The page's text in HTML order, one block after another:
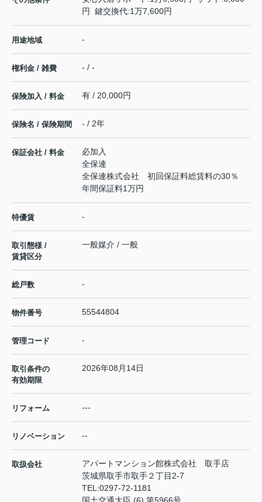
円 鍵交換代:1万7,600円
用途地域 -
権利金 / 雑費 - / -
保険加入 / 料金 有 / 20,000円
保険名 / 保険期間 - / 2年
保証会社 / 料金
必加入
全保連
全保連株式会社 初回保証料総賃料の30％
年間保証料1万円
特優賃 -
取引態様 /
賃貸区分
一般媒介 / 一般
総戸数 -
物件番号 55544804
管理コード -
取引条件の
有効期限
2026年08月14日
リフォーム ---
リノベーション --
取扱会社
アパートマンション館株式会社 取手店
茨城県取手市取手２丁目2-7
TEL:0297-72-1181